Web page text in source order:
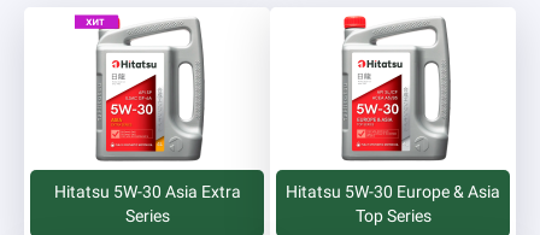
Hitatsu 5W-30 Asia Extra
Series
Hitatsu 5W-30 Europe & Asia
Top Series